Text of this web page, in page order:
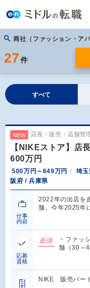
商社（ファッション・ア
27 件
すべて
NEW 店長・販売・店舗管
【NIKEストア】店
600万円
500万円～649万円
埼
阪府 / 兵庫県
仕事
内容
2022年の出店を
舗、今年2025年
応募
資格
必須
・ファッ
舗（30～
NIKE 販売パー